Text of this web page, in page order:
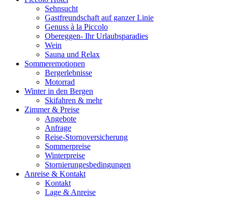
Sehnsucht
Gastfreundschaft auf ganzer Linie
Genuss à la Piccolo
Obereggen- Ihr Urlaubsparadies
Wein
Sauna und Relax
Sommeremotionen
Bergerlebnisse
Motorrad
Winter in den Bergen
Skifahren & mehr
Zimmer & Preise
Angebote
Anfrage
Reise-Stornoversicherung
Sommerpreise
Winterpreise
Stornierungesbedingungen
Anreise & Kontakt
Kontakt
Lage & Anreise